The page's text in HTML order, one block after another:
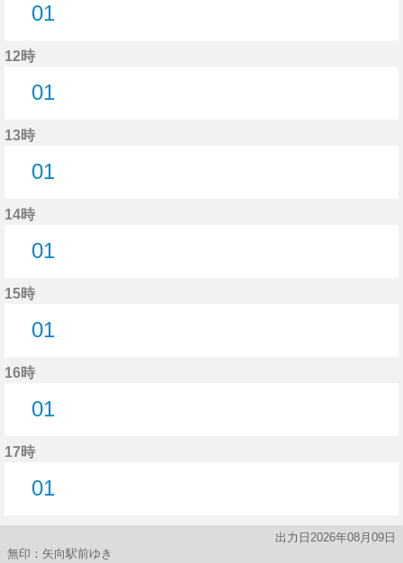
01
12時
01
13時
01
14時
01
15時
01
16時
01
17時
01
出力日2026年08月09日
無印：矢向駅前ゆき